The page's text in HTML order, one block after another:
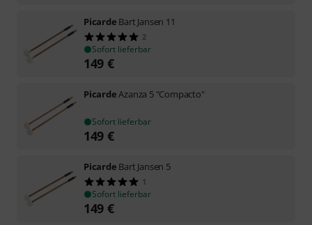
Picarde Bart Jansen 11
2
Sofort lieferbar
149 €
PicardeAzanza 5 "Compacto"
Sofort lieferbar
149 €
Picarde Bart Jansen 5
1
Sofort lieferbar
149 €